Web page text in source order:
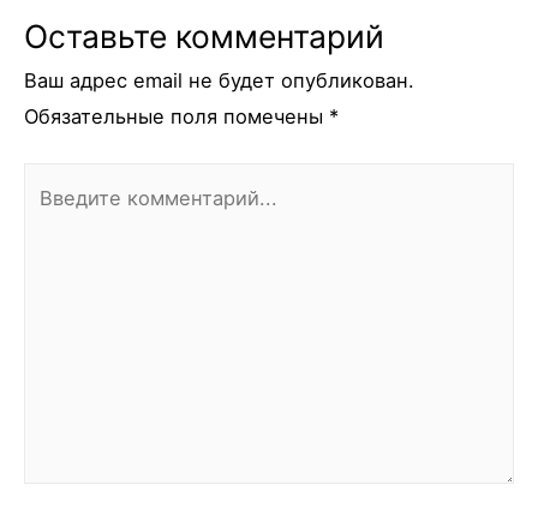
Оставьте комментарий
Ваш адрес email не будет опубликован.
Обязательные поля помечены *
комментарий...